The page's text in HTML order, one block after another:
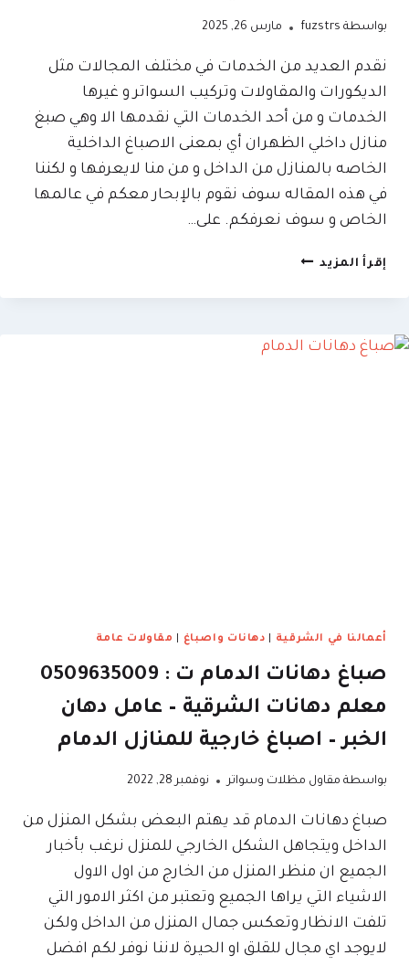
بواسطة fuzstrs مارس 26, 2025
نقدم العديد من الخدمات في مختلف المجالات مثل
الديكورات والمقاولات وتركيب السواتر و غيرها
الخدمات و من أحد الخدمات التي نقدمها الا وهي صبغ
منازل داخلي الظهران أي بمعنى الاصباغ الداخلية
الخاصه بالمنازل من الداخل و من منا لايعرفها و لكننا
في هذه المقاله سوف نقوم بالإبحار معكم في عالمها
الخاص و سوف نعرفكم. على…
إقرأ المزيد معلم
الدمام
0509635009
أعمالنا في الشرقية دهانات واصباغ مقاولات عامة
صباغ دهانات الدمام ت : 0509635009
معلم دهانات الشرقية – عامل دهان
الخبر – اصباغ خارجية للمنازل الدمام
بواسطة مقاول مظلات وسواتر نوفمبر 28, 2022
صباغ دهانات الدمام قد يهتم البعض بشكل المنزل من
الداخل ويتجاهل الشكل الخارجي للمنزل نرغب بأخبار
الجميع ان منظر المنزل من الخارج من اول الاول
الاشياء التي يراها الجميع وتعتبر من اكثر الامور التي
تلفت الانظار وتعكس جمال المنزل من الداخل ولكن
لايوجد اي مجال للقلق او الحيرة لاننا نوفر لكم افضل